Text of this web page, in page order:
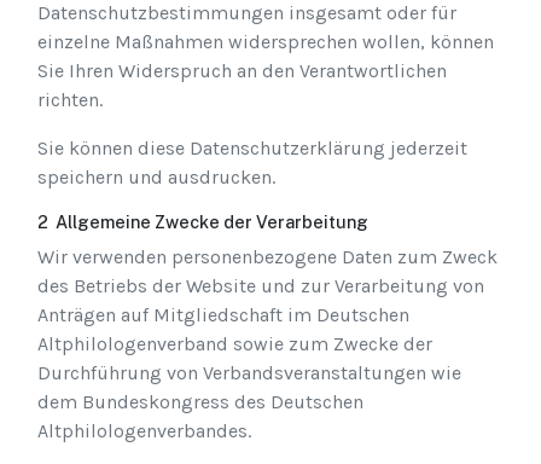
Datenschutzbestimmungen insgesamt oder für
einzelne Maßnahmen widersprechen wollen, können
Sie Ihren Widerspruch an den Verantwortlichen
richten.
Sie können diese Datenschutzerklärung jederzeit
speichern und ausdrucken.
2 Allgemeine Zwecke der Verarbeitung
Wir verwenden personenbezogene Daten zum Zweck
des Betriebs der Website und zur Verarbeitung von
Anträgen auf Mitgliedschaft im Deutschen
Altphilologenverband sowie zum Zwecke der
Durchführung von Verbandsveranstaltungen wie
dem Bundeskongress des Deutschen
Altphilologenverbandes.